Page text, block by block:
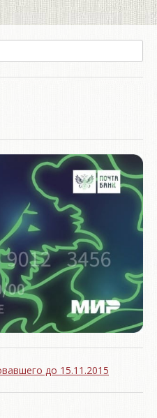
до 15.11.2015